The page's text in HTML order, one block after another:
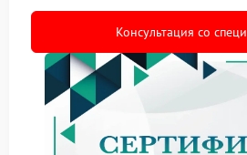
неисправности:
Индикатор работы горит
программное обеспечение
по USB или RS-232
На экране отображаются
сегменты индикаторов
порядке.
История событий в логах
Консультация со